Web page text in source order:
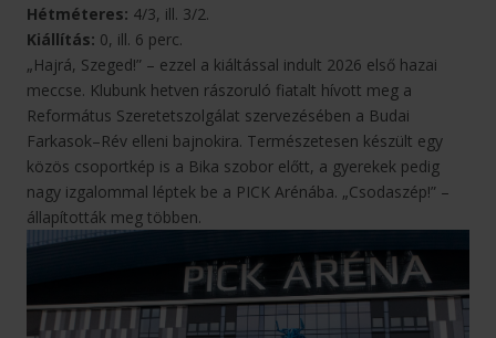
Hétméteres: 4/3, ill. 3/2.
Kiállítás: 0, ill. 6 perc.
„Hajrá, Szeged!” – ezzel a kiáltással indult 2026 első hazai
meccse. Klubunk hetven rászoruló fiatalt hívott meg a
Református Szeretetszolgálat szervezésében a Budai
Farkasok–Rév elleni bajnokira. Természetesen készült egy
közös csoportkép is a Bika szobor előtt, a gyerekek pedig
nagy izgalommal léptek be a PICK Arénába. „Csodaszép!” –
állapították meg többen.